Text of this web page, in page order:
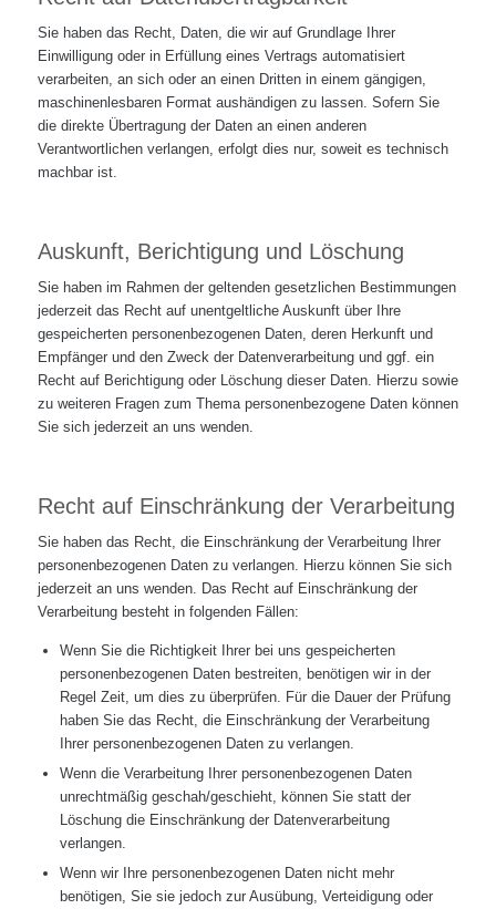
Sie haben das Recht, Daten, die wir auf Grundlage Ihrer
Einwilligung oder in Erfüllung eines Vertrags automatisiert
verarbeiten, an sich oder an einen Dritten in einem gängigen,
maschinenlesbaren Format aushändigen zu lassen. Sofern Sie
die direkte Übertragung der Daten an einen anderen
Verantwortlichen verlangen, erfolgt dies nur, soweit es technisch
machbar ist.
Auskunft, Berichtigung und Löschung
Sie haben im Rahmen der geltenden gesetzlichen Bestimmungen
jederzeit das Recht auf unentgeltliche Auskunft über Ihre
gespeicherten personenbezogenen Daten, deren Herkunft und
Empfänger und den Zweck der Datenverarbeitung und ggf. ein
Recht auf Berichtigung oder Löschung dieser Daten. Hierzu sowie
zu weiteren Fragen zum Thema personenbezogene Daten können
Sie sich jederzeit an uns wenden.
Recht auf Einschränkung der Verarbeitung
Sie haben das Recht, die Einschränkung der Verarbeitung Ihrer
personenbezogenen Daten zu verlangen. Hierzu können Sie sich
jederzeit an uns wenden. Das Recht auf Einschränkung der
Verarbeitung besteht in folgenden Fällen:
Wenn Sie die Richtigkeit Ihrer bei uns gespeicherten
personenbezogenen Daten bestreiten, benötigen wir in der
Regel Zeit, um dies zu überprüfen. Für die Dauer der Prüfung
haben Sie das Recht, die Einschränkung der Verarbeitung
Ihrer personenbezogenen Daten zu verlangen.
Wenn die Verarbeitung Ihrer personenbezogenen Daten
unrechtmäßig geschah/geschieht, können Sie statt der
Löschung die Einschränkung der Datenverarbeitung
verlangen.
Wenn wir Ihre personenbezogenen Daten nicht mehr
benötigen, Sie sie jedoch zur Ausübung, Verteidigung oder